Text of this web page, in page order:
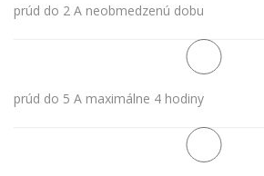
prúd do 2 A neobmedzenú dobu
prúd do 5 A maximálne 4 hodiny